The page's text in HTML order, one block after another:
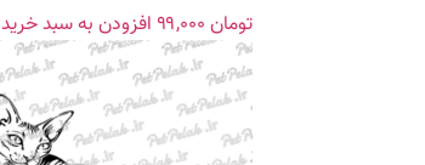
تومان افزودن به سبد خرید